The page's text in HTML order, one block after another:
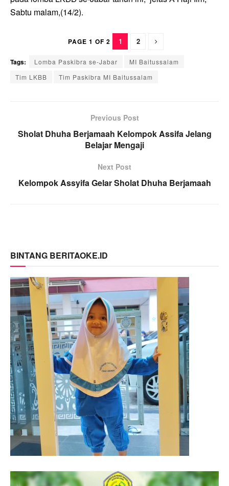
Sabtu malam,(14/2).
PAGE 1 OF 2 1 2
Tags: Lomba Paskibra se-Jabar
MI Baitussalam
Tim LKBB
Tim Paskibra MI Baitussalam
Previous Post
Sholat Dhuha Berjamaah Kelompok Assifa Jelang
Belajar Mengaji
Next Post
Kelompok Assyifa Gelar Sholat Dhuha Berjamaah
BINTANG BERITAOKE.ID